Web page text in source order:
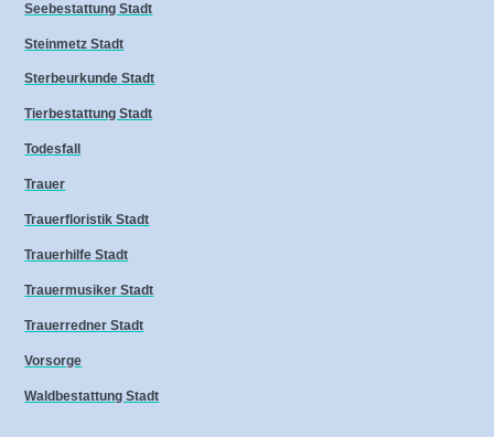
Seebestattung Stadt
Steinmetz Stadt
Sterbeurkunde Stadt
Tierbestattung Stadt
Todesfall
Trauer
Trauerfloristik Stadt
Trauerhilfe Stadt
Trauermusiker Stadt
Trauerredner Stadt
Vorsorge
Waldbestattung Stadt